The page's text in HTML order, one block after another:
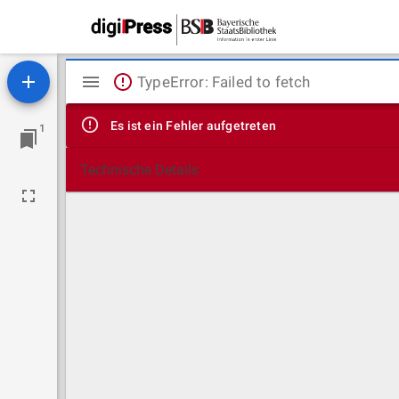
1
Mirador
Viewer
TypeError: Failed to fetch
Es ist ein Fehler aufgetreten
Technische Details